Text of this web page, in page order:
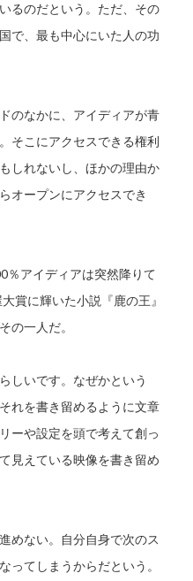
るのだという。ただ、その
で、最も中心にいた人の功
のなかに、アイディアが青
そこにアクセスできる権利
しれないし、ほかの理由か
オープンにアクセスでき
％アイディアは突然降りて
賞に輝いた小説『鹿の王』
の一人だ。
しいです。なぜかという
れを書き留めるように文章
ーや設定を頭で考えて創っ
見えている映像を書き留め
めない。自分自身で次のス
ってしまうからだという。